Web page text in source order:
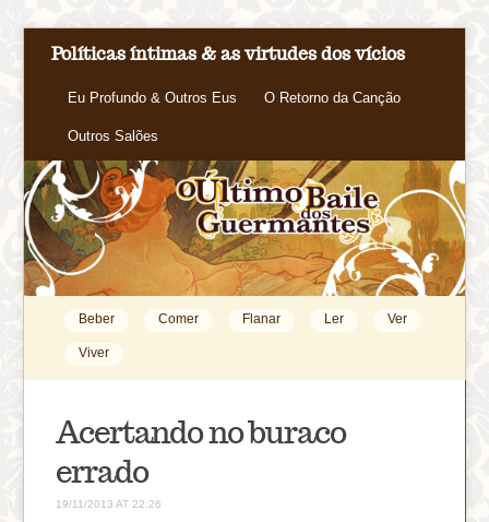
Políticas íntimas & as virtudes dos vícios
Eu Profundo & Outros Eus O Retorno da Canção
Outros Salões
Beber Comer Flanar Ler Ver
Viver
Acertando no buraco
errado
19/11/2013 AT 22:26